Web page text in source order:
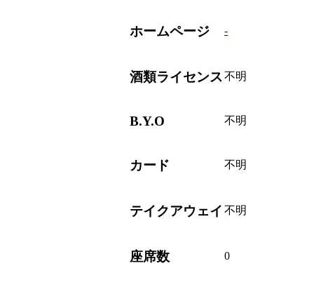
ホームページ -
酒類ライセンス 不明
B.Y.O 不明
カード 不明
テイクアウェイ 不明
座席数 0